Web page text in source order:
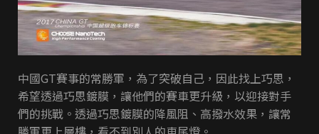
中國GT賽事的常勝軍，為了突破自己，因此找上巧思，
希望透過巧思鍍膜，讓他們的賽車更升級，以迎接對手
們的挑戰。透過巧思鍍膜的降風阻、高撥水效果，讓常